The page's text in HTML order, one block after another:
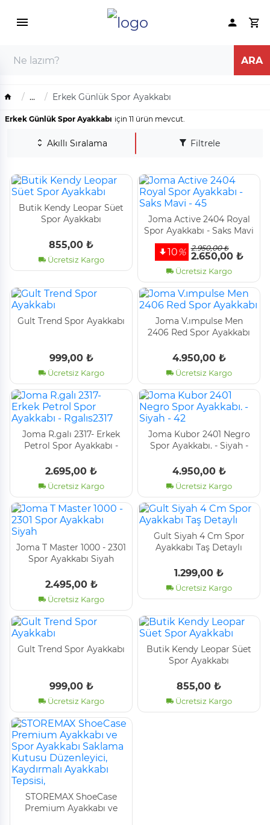
... Erkek Günlük Spor Ayakkabı
Erkek Günlük Spor Ayakkabı için 11 ürün mevcut.
Akıllı Sıralama Filtrele
Buti̇k Kendy Leopar Süet
Spor Ayakkabı
855,00 ₺
Ücretsiz Kargo
Joma Acti̇ve 2404 Royal
Spor Ayakkabı - Saks Mavi̇
10% 2.950,00 ₺
2.650,00 ₺
Ücretsiz Kargo
Gult Trend Spor Ayakkabı
999,00 ₺
Ücretsiz Kargo
Joma V.ımpulse Men
2406 Red Spor Ayakkabı
4.950,00 ₺
Ücretsiz Kargo
Joma R.galı 2317- Erkek
Petrol Spor Ayakkabı -
2.695,00 ₺
Ücretsiz Kargo
Joma Kubor 2401 Negro
Spor Ayakkabı. - Si̇yah -
4.950,00 ₺
Ücretsiz Kargo
Joma T Master 1000 - 2301
Spor Ayakkabı Si̇yah
2.495,00 ₺
Ücretsiz Kargo
Gult Si̇yah 4 Cm Spor
Ayakkabı Taş Detaylı
1.299,00 ₺
Ücretsiz Kargo
Gult Trend Spor Ayakkabı
999,00 ₺
Ücretsiz Kargo
Buti̇k Kendy Leopar Süet
Spor Ayakkabı
855,00 ₺
Ücretsiz Kargo
STOREMAX ShoeCase
Premium Ayakkabı ve